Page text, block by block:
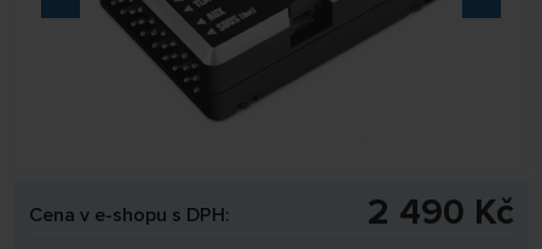
Cena v e-shopu s DPH: 2 490 Kč